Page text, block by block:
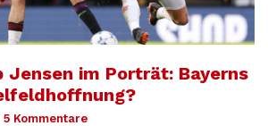
Jensen im Porträt: Bayerns
5 Kommentare